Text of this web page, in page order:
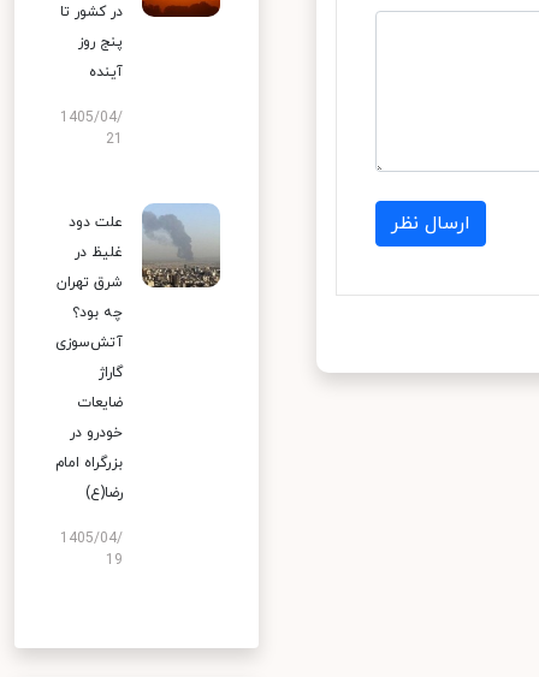
ارسال نظر
در کشور تا
پنج روز
آینده
1405/04/
علت دود
غلیظ در
شرق تهران
چه بود؟
آتش‌سوزی
گاراژ
ضایعات
خودرو در
بزرگراه امام
رضا(ع)
1405/04/
19